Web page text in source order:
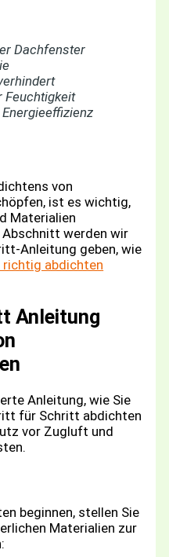
Dachfenster
Feuchtigkeit
von
ist es wichtig,
Materialien
werden wir
Anleitung geben, wie
richtig abdichten
Anleitung
Anleitung, wie Sie
für Schritt abdichten
vor Zugluft und
beginnen, stellen Sie
Materialien zur